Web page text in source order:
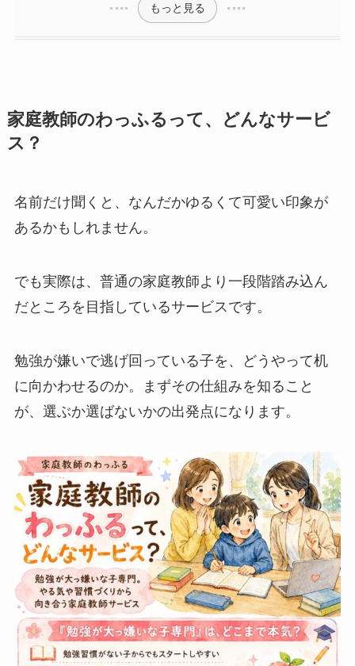
もっと見る
家庭教師のわっふるって、どんなサービ
ス？
名前だけ聞くと、なんだかゆるくて可愛い印象が
あるかもしれません。
でも実際は、普通の家庭教師より一段階踏み込ん
だところを目指しているサービスです。
勉強が嫌いで逃げ回っている子を、どうやって机
に向かわせるのか。まずその仕組みを知ること
が、選ぶか選ばないかの出発点になります。